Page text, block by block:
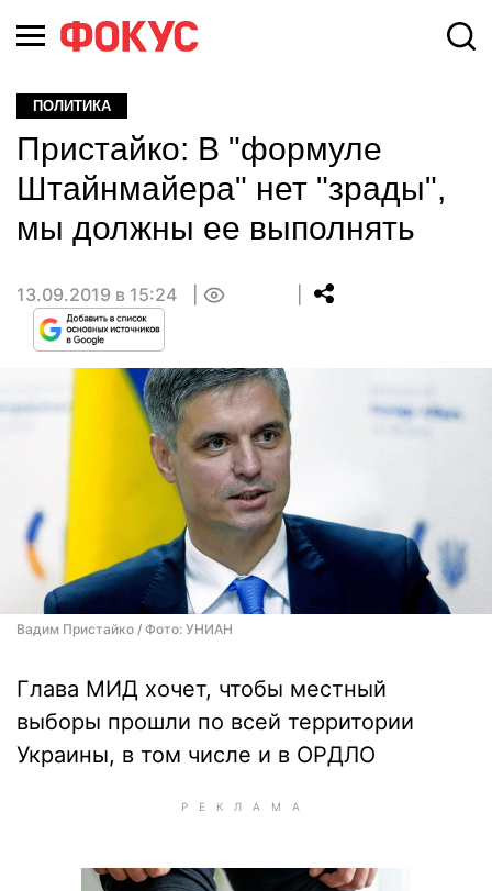
ПОЛИТИКА
Пристайко: В "формуле
Штайнмайера" нет "зрады",
мы должны ее выполнять
13.09.2019 в 15:24
Вадим Пристайко / Фото: УНИАН
Глава МИД хочет, чтобы местный
выборы прошли по всей территории
Украины, в том числе и в ОРДЛО